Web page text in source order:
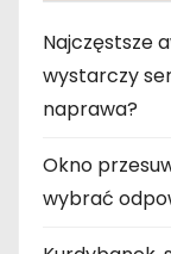
Najczęstsze
wystarczy
naprawa?
Okno
wybrać